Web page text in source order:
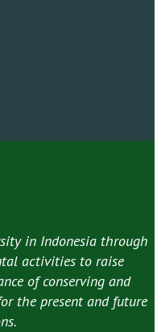
in Indonesia through
activities to raise
of conserving and
the present and future